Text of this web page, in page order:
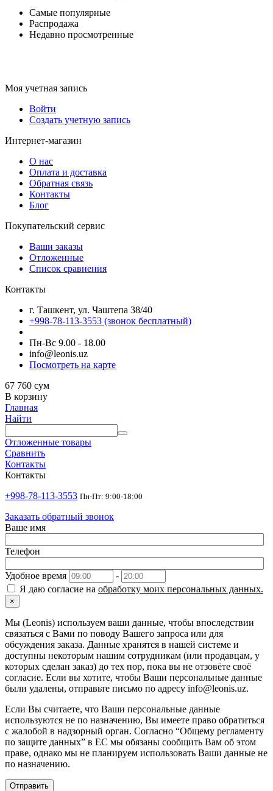
Самые популярные
Распродажа
Недавно просмотренные
Моя учетная запись
Войти
Создать учетную запись
Интернет-магазин
О нас
Оплата и доставка
Обратная связь
Контакты
Блог
Покупательский сервис
Ваши заказы
Отложенные
Список сравнения
Контакты
г. Ташкент, ул. Чаштепа 38/40
+998-78-113-3553 (звонок бесплатный)
Пн-Вс 9.00 - 18.00
info@leonis.uz
Посмотреть на карте
67 760 сум
В корзину
Главная
Найти
Отложенные товары
Сравнить
Контакты
Контакты
+998-78-113-3553 Пн-Пт: 9:00-18:00
Заказать обратный звонок
Ваше имя
Телефон
Удобное время
-
Я даю согласие на обработку моих персональных данных.
×
Мы (Leonis) используем ваши данные, чтобы впоследствии
связаться с Вами по поводу Вашего запроса или для
обсуждения заказа. Данные хранятся в нашей системе и
доступны некоторым нашим сотрудникам (или продавцам, у
которых сделан заказ) до тех пор, пока вы не отзовёте своё
согласие. Если вы хотите, чтобы Ваши персональные данные
были удалены, отправьте письмо по адресу info@leonis.uz.
Если Вы считаете, что Ваши персональные данные
используются не по назначению, Вы имеете право обратиться
с жалобой в надзорный орган. Согласно “Общему регламенту
по защите данных” в ЕС мы обязаны сообщить Вам об этом
праве, однако мы не планируем использовать Ваши данные не
по назначению.
Отправить